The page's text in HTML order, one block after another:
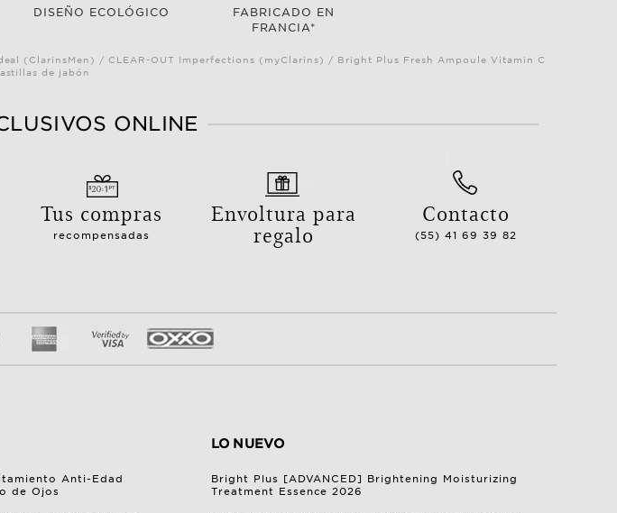
DISEÑO ECOLÓGICO
FABRICADO EN
FRANCIA*
(ClarinsMen) / CLEAR-OUT Imperfections (myClarins) / Bright Plus Fresh Ampoule Vitamin C
de jabón
ONLINE
Tus compras
recompensadas
Envoltura para
regalo
Contacto
(55) 41 69 39 82
Anti-Edad
de Ojos
LO NUEVO
Bright Plus [ADVANCED] Brightening Moisturizing
Treatment Essence 2026